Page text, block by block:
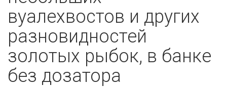
вуалехвостов и других
разновидностей
золотых рыбок, в банке
без дозатора